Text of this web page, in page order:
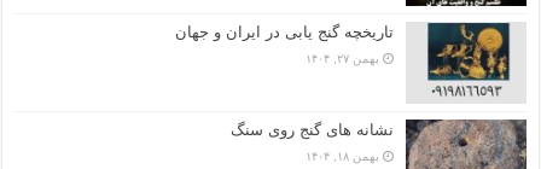
تاریخچه گنج‌ یابی در ایران و جهان
بهمن ۲۷, ۱۴۰۴
نشانه های گنج روی سنگ
بهمن ۱۸, ۱۴۰۴